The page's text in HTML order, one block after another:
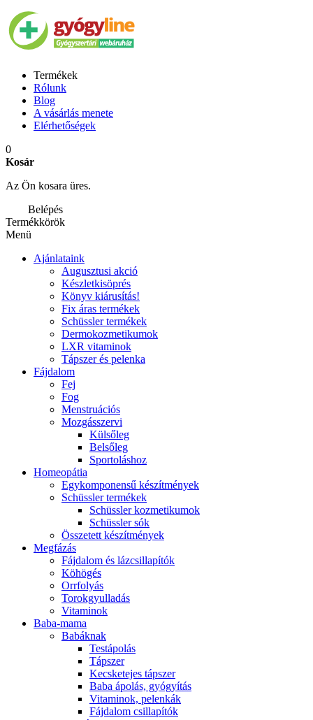
Termékek
Rólunk
Blog
A vásárlás menete
Elérhetőségek
0
Kosár
Az Ön kosara üres.
Belépés
Termékkörök
Menü
Ajánlataink
Augusztusi akció
Készletkisöprés
Könyv kiárusítás!
Fix áras termékek
Schüssler termékek
Dermokozmetikumok
LXR vitaminok
Tápszer és pelenka
Fájdalom
Fej
Fog
Menstruációs
Mozgásszervi
Külsőleg
Belsőleg
Sportoláshoz
Homeopátia
Egykomponensű készítmények
Schüssler termékek
Schüssler kozmetikumok
Schüssler sók
Összetett készítmények
Megfázás
Fájdalom és lázcsillapítók
Köhögés
Orrfolyás
Torokgyulladás
Vitaminok
Baba-mama
Babáknak
Testápolás
Tápszer
Kecsketejes tápszer
Baba ápolás, gyógyítás
Vitaminok, pelenkák
Fájdalom csillapítók